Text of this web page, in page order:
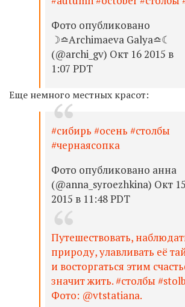
Фото опубликовано
☽≏Archimaeva Galya≏☾
(@archi_gv) Окт 16 2015 в
1:07 PDT
Еще немного местных красот:
#сибирь #осень #столбы
#чернаясопка
Фото опубликовано анна
(@anna_syroezhkina) Окт 15
2015 в 11:48 PDT
Путешествовать,
природу, улавливать её
и восторгаться этим
значит жить. #столбы
Фото: @vtstatiana.